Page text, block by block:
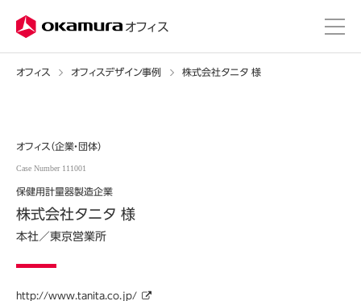
オフィス
オフィス オフィスデザイン事例 株式会社タニタ 様
オフィス（企業・団体）
Case Number 111001
保健用計量器製造企業
株式会社タニタ 様
本社／東京営業所
http://www.tanita.co.jp/